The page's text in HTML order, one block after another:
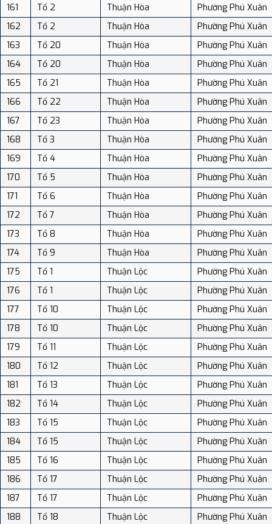
161
Tổ 2 Thuận Hòa
Phường Phú Xuân
162
Tổ 2 Thuận Hòa
Phường Phú Xuân
163
Tổ 20 Thuận Hòa
Phường Phú Xuân
164
Tổ 20 Thuận Hòa
Phường Phú Xuân
165
Tổ 21 Thuận Hòa
Phường Phú Xuân
166
Tổ 22 Thuận Hòa
Phường Phú Xuân
167
Tổ 23 Thuận Hòa
Phường Phú Xuân
168
Tổ 3 Thuận Hòa
Phường Phú Xuân
169
Tổ 4 Thuận Hòa
Phường Phú Xuân
170
Tổ 5 Thuận Hòa
Phường Phú Xuân
171
Tổ 6 Thuận Hòa
Phường Phú Xuân
172
Tổ 7 Thuận Hòa
Phường Phú Xuân
173
Tổ 8 Thuận Hòa
Phường Phú Xuân
174
Tổ 9 Thuận Hòa
Phường Phú Xuân
175
Tổ 1 Thuận Lộc
Phường Phú Xuân
176
Tổ 1 Thuận Lộc
Phường Phú Xuân
177
Tổ 10 Thuận Lộc
Phường Phú Xuân
178
Tổ 10 Thuận Lộc
Phường Phú Xuân
179
Tổ 11 Thuận Lộc
Phường Phú Xuân
180
Tổ 12 Thuận Lộc
Phường Phú Xuân
181
Tổ 13 Thuận Lộc
Phường Phú Xuân
182
Tổ 14 Thuận Lộc
Phường Phú Xuân
183
Tổ 15 Thuận Lộc
Phường Phú Xuân
184
Tổ 15 Thuận Lộc
Phường Phú Xuân
185
Tổ 16 Thuận Lộc
Phường Phú Xuân
186
Tổ 17 Thuận Lộc
Phường Phú Xuân
187
Tổ 17 Thuận Lộc
Phường Phú Xuân
188
Tổ 18 Thuận Lộc
Phường Phú Xuân